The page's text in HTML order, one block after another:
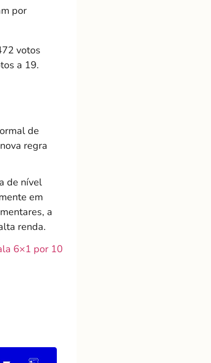
por
votos
a 19.
de
regra
de nível
em
a
renda.
6×1 por 10